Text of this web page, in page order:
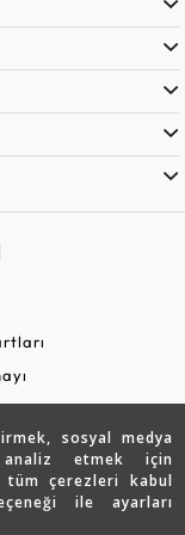
sosyal medya
etmek için
tüm çerezleri kabul
ile ayarları